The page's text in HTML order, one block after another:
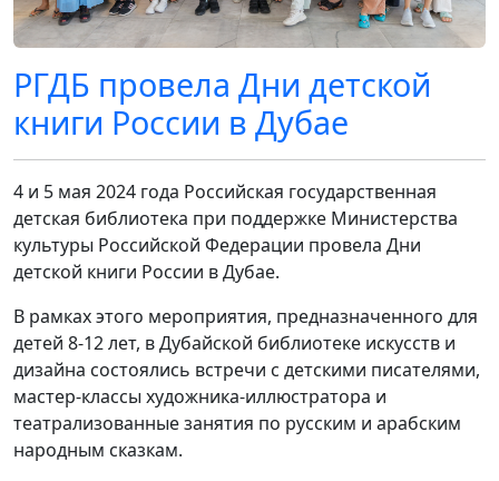
РГДБ провела Дни детской
книги России в Дубае
4 и 5 мая 2024 года Российская государственная
детская библиотека при поддержке Министерства
культуры Российской Федерации провела Дни
детской книги России в Дубае.
В рамках этого мероприятия, предназначенного для
детей 8-12 лет, в Дубайской библиотеке искусств и
дизайна состоялись встречи с детскими писателями,
мастер-классы художника-иллюстратора и
театрализованные занятия по русским и арабским
народным сказкам.